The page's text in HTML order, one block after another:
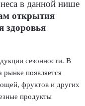
в данной нише
открытия
здоровья
сезонности. В
рынке появляется
фруктов и других
продукты